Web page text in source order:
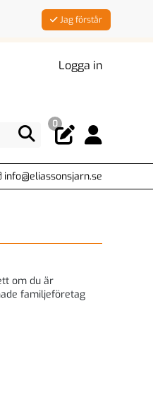
Jag förstår
Logga in
0
info@eliassonsjarn.se
om du är
familjeföretag